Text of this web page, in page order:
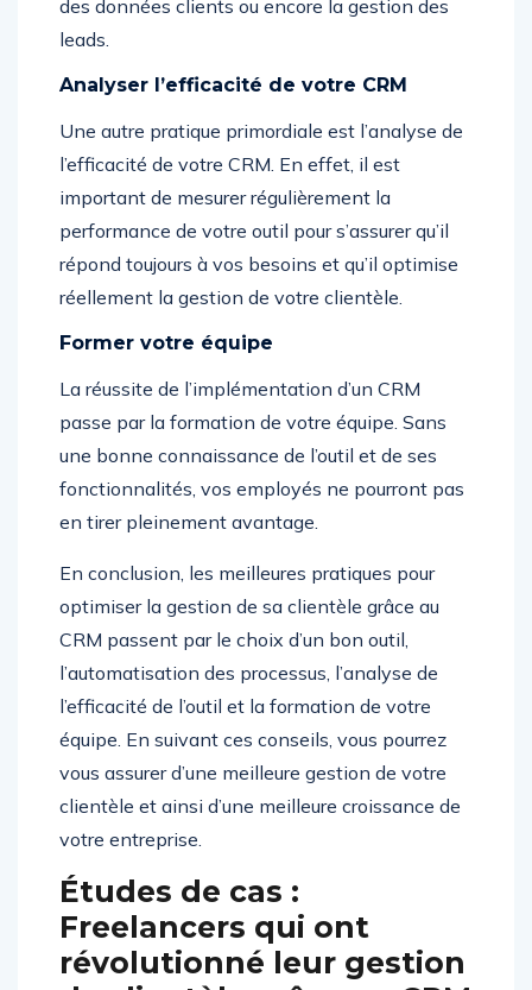
des données clients ou encore la gestion des
leads.
Analyser l’efficacité de votre CRM
Une autre pratique primordiale est l’analyse de
l’efficacité de votre CRM. En effet, il est
important de mesurer régulièrement la
performance de votre outil pour s’assurer qu’il
répond toujours à vos besoins et qu’il optimise
réellement la gestion de votre clientèle.
Former votre équipe
La réussite de l’implémentation d’un CRM
passe par la formation de votre équipe. Sans
une bonne connaissance de l’outil et de ses
fonctionnalités, vos employés ne pourront pas
en tirer pleinement avantage.
En conclusion, les meilleures pratiques pour
optimiser la gestion de sa clientèle grâce au
CRM passent par le choix d’un bon outil,
l’automatisation des processus, l’analyse de
l’efficacité de l’outil et la formation de votre
équipe. En suivant ces conseils, vous pourrez
vous assurer d’une meilleure gestion de votre
clientèle et ainsi d’une meilleure croissance de
votre entreprise.
Études de cas :
Freelancers qui ont
révolutionné leur gestion